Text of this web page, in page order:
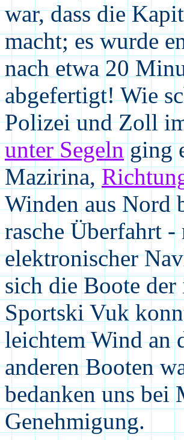
war, dass die
macht; es wurde
nach etwa 20
abgefertigt! Wie
Polizei und Zoll
unter Segelnging
Mazirina,
Winden aus Nord
rasche Überfahrt
elektronischer
sich die Boote
Sportski Vuk
leichtem Wind an
anderen Booten
bedanken uns
Genehmigung.